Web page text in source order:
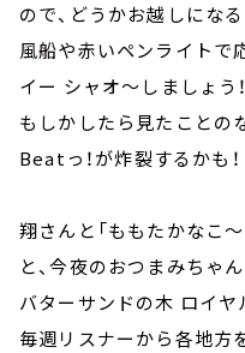
ので、どうかお越しにな
風船や赤いペンライトで
イー シャオ～しましょう！
もしかしたら見たことの
Beatっ！が炸裂するかも！
翔さんと「ももたかなこ～
と、今夜のおつまみちゃ
バターサンドの木 ロイヤ
毎週リスナーから各地方